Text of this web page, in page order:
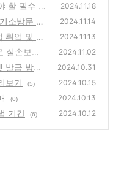
할 필수 정
2024.11.18
소방문 무
2024.11.14
취업 및 연
2024.11.13
실손보험
2024.11.02
발급 방법
2024.10.31
보기 (5) 2024.10.15
(0) 2024.10.13
기간 (6) 2024.10.12